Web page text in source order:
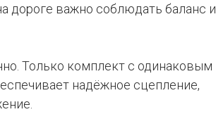
дороге важно соблюдать баланс и
Только комплект с одинаковым
надёжное сцепление,